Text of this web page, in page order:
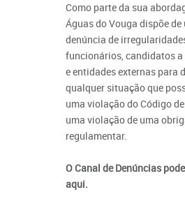
Como parte da sua
Águas do Vouga dispõe de
denúncia de
funcionários, candidatos
e entidades externas para
qualquer situação que
uma violação do Código
uma violação de uma
regulamentar.
O Canal de Denúncias
aqui.